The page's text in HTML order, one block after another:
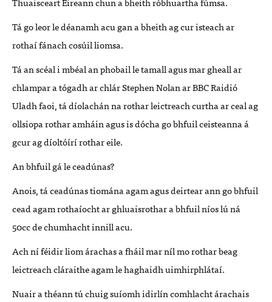
Tá go leor le déanamh acu gan a bheith ag cur isteach ar
rothaí fánach cosúil liomsa.
Tá an scéal i mbéal an phobail le tamall agus mar gheall ar
chlampar a tógadh ar chlár Stephen Nolan ar BBC Raidió
Uladh faoi, tá díolachán na rothar leictreach curtha ar ceal ag
ollsiopa rothar amháin agus is dócha go bhfuil ceisteanna á
gcur ag díoltóírí rothar eile.
An bhfuil gá le ceadúnas?
Anois, tá ceadúnas tiomána agam agus deirtear ann go bhfuil
cead agam rothaíocht ar ghluaisrothar a bhfuil níos lú ná
50cc de chumhacht innill acu.
Ach ní féidir liom árachas a fháil mar níl mo rothar beag
leictreach cláraithe agam le haghaidh uimhirphlátaí.
Nuair a théann tú chuig suíomh idirlín comhlacht árachais